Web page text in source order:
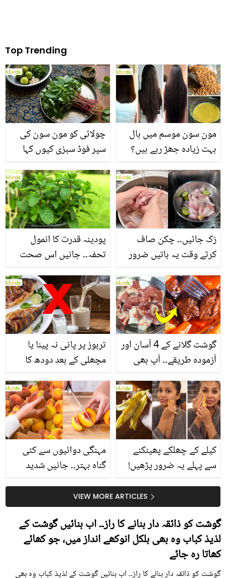
Top Trending
چولائی کو مون سون کی
سپر فوڈ سبزی کیوں کہا
منرلز اور اینٹی آکسیڈنٹس
سے بھرپور اس سبزی کے
فائدے
مون سون موسم میں بال
بہت زیادہ جھڑ رہے ہیں؟
بنانے کے چند قدرتی طریقے
پودینہ قدرت کا انمول
تحفہ۔۔ جانیں اس صحت
انگیز طبی فوائد
رُک جائیں۔۔ چکن صاف
کرتے وقت یہ باتیں ضرور
تربوز پر پانی نہ پینا یا
مچھلی کے بعد دودھ کا
سے متعلق غلط فہمیوں کی
حقیقت کیا ہے اور افواہ
کیا؟
گوشت گلانے کے 4 آسان اور
آزمودہ طریقے۔۔ آپ بھی
بتائے راز
مہنگی دوائیوں سے کئی
گناہ بہتر۔۔ جانیں شدید
کیوں کھانا چاہیے؟
کیلے کے چھلکے پھینکنے
سے پہلے یہ ضرور پڑھیں!
سستا اور قدرتی حلVIEW MORE ARTICLES
گوشت کو ذائقہ دار بنانے کا راز۔۔ اب بنائیں گوشت کے
لذیذ کباب وہ بھی بلکل انوکھے انداز میں، جو کھائے
کھاتا رہ جائے
گوشت کو ذائقہ دار بنانے کا راز۔۔ اب بنائیں گوشت کے لذیذ کباب وہ بھی